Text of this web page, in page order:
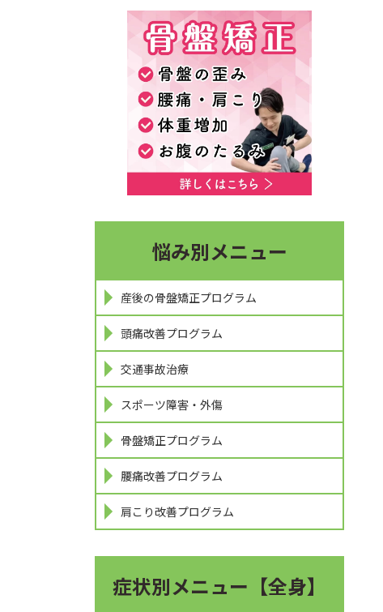
悩み別メニュー
産後の骨盤矯正プログラム
頭痛改善プログラム
交通事故治療
スポーツ障害・外傷
骨盤矯正プログラム
腰痛改善プログラム
肩こり改善プログラム
症状別メニュー【全身】